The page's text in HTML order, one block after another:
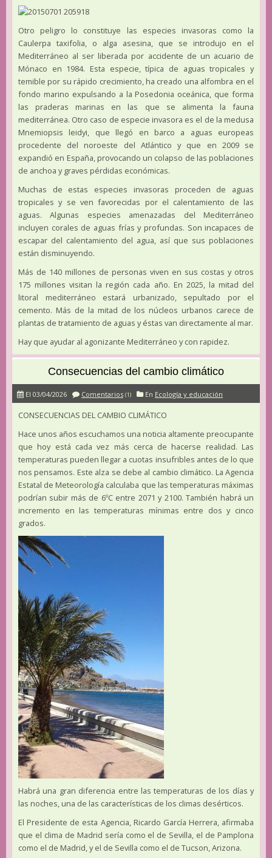
Otro peligro lo constituye las especies invasoras como la
Caulerpa taxifolia, o alga asesina, que se introdujo en el
Mediterráneo al ser liberada por accidente de un acuario de
Mónaco en 1984. Esta especie, típica de aguas tropicales y
temible por su rápido crecimiento, ha creado una alfombra en el
fondo marino expulsando a la Posedonia oceánica, que forma
las praderas marinas en las que se alimenta la fauna
mediterránea. Otro caso de especie invasora es el de la medusa
Mnemiopsis leidyi, que llegó en barco a aguas europeas
procedente del noroeste del Atlántico y que en 2009 se
expandió en España, provocando un colapso de las poblaciones
de anchoa y graves pérdidas económicas.
Muchas de estas especies invasoras proceden de aguas
tropicales y se ven favorecidas por el calentamiento de las
aguas. Algunas especies amenazadas del Mediterráneo
incluyen corales de aguas frías y profundas. Son incapaces de
escapar del calentamiento del agua, así que sus poblaciones
están disminuyendo.
Más de 140 millones de personas viven en sus costas y otros
175 millones visitan la región cada año. En 2025, la mitad del
litoral mediterráneo estará urbanizado, sepultado por el
cemento. Más de la mitad de los núcleos urbanos carece de
plantas de tratamiento de aguas y éstas van directamente al mar.
Hay que ayudar al agonizante Mediterráneo y con rapidez.
Consecuencias del cambio climático
El 03/04/2026 Comentarios (1) En Ecología y educación
CONSECUENCIAS DEL CAMBIO CLIMÁTICO
Hace unos años escuchamos una noticia altamente preocupante
que hoy está cada vez más cerca de hacerse realidad. Las
temperaturas pueden llegar a cuotas insufribles antes de lo que
nos pensamos. Este alza se debe al cambio climático. La Agencia
Estatal de Meteorología calculaba que las temperaturas máximas
podrían subir más de 6ºC entre 2071 y 2100. También habrá un
incremento en las temperaturas mínimas entre dos y cinco
grados.
Habrá una gran diferencia entre las temperaturas de los días y
las noches, una de las características de los climas desérticos.
El Presidente de esta Agencia, Ricardo García Herrera, afirmaba
que el clima de Madrid sería como el de Sevilla, el de Pamplona
como el de Madrid, y el de Sevilla como el de Tucson, Arizona.